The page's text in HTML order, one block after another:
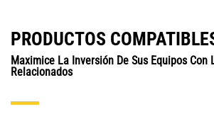
PRODUCTOS
Maximice La Inversión De Sus Equipos Con
Relacionados